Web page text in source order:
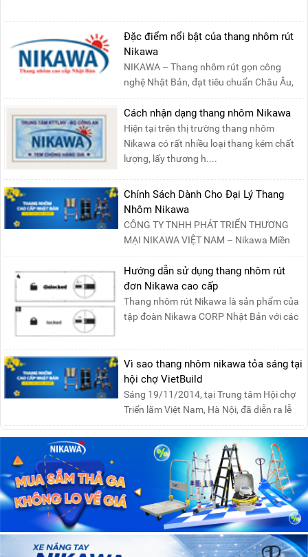
Đặc điểm nổi bật của thang nhôm rút
Nikawa
NIKAWA – Thang nhôm rút gọn công
nghệ Nhật Bản, đạt tiêu chuẩn Châu Âu,
đảm bảo sự an toàn tuy....
Cách nhận dạng thang nhôm Nikawa
Hiện tại trên thị trường thang nhôm
Nikawa có rất nhiều loại thang kém chất
lượng, lấy thương h....
Chính Sách Dành Cho Đại Lý Thang
Nhôm Nikawa
CÔNG TY TNHH PHÁT TRIỂN THƯƠNG
MẠI NIKAWA VIỆT NAM – Nikawa Miền
Bắc: Số 19, Đường Trung ....
Hướng dẫn sử dụng thang nhôm rút
đơn Nikawa cao cấp
Thang nhôm rút Nikawa là sản phẩm của
tập đoàn Nikawa CORP Nhật Bản với các
Vì sao thang nhôm nikawa tỏa sáng tại
hội chợ VietBuild
Sáng 19/11/2014, tại Trung tâm Hội chợ
Triển lãm Việt Nam, Hà Nội, đã diễn ra lễ
khai mạc “Triể....